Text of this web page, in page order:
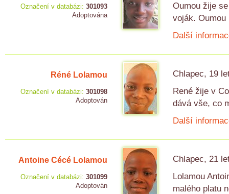
Označení v databázi: 301093
Adoptována
Oumou žije
voják. Oumou
Další
Réné Lolamou
Označení v databázi: 301098
Adoptován
Chlapec, 19
René žije v
dává vše, co
Další
Antoine Cécé Lolamou
Označení v databázi: 301099
Adoptován
Chlapec, 21
Lolamou
malého platu